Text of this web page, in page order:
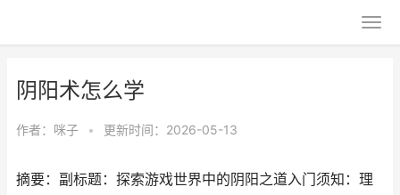
阴阳术怎么学
作者： 咪子 • 更新时间：2026-05-13
摘要：副标题：探索游戏世界中的阴阳之道入门须知：理